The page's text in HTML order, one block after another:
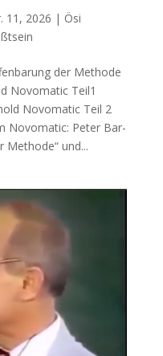
11, 2026 | Ösi
der Methode
Novo­ma­tic Teil1
Novo­ma­tic Teil 2
Novo­ma­tic: Peter Bar­
Metho­de“ und...